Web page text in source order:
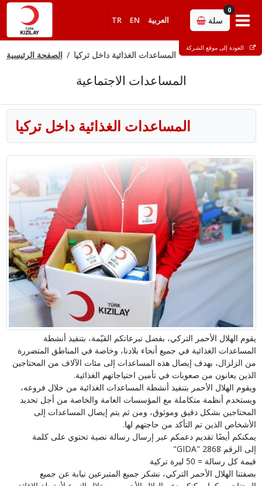
TR EN العربية سلة
0
الصفحة الرئيسية المساعدات الغذائية داخل تركيا
المساعدات الاجتماعية
المساعدات الغذائية داخل تركيا
يقوم الهلال الأحمر التركي، بفضل تبرعاتكم القيّمة، بتنفيذ أنشطة
المساعدات الغذائية في جميع أنحاء بلادنا، وخاصة في المناطق المتضررة
من الزلزال، بهدف إيصال هذه المساعدات إلى مئات الآلاف من المحتاجين
الذين يعانون من صعوبات في تأمين احتياجاتهم الغذائية.
ويقوم الهلال الأحمر بتنفيذ أنشطة المساعدات الغذائية من خلال فروعه،
ويستخدم أنظمة متكاملة مع المؤسسات العامة والخاصة من أجل تحديد
المحتاجين بشكل دقيق وموثوق، ومن ثم يتم إيصال المساعدات إلى
الأشخاص الذين تم التأكد من حاجتهم لها.
يمكنكم أيضًا تقديم دعمكم عبر إرسال رسالة نصية تحتوي على كلمة
"GIDA"
إلى الرقم 2868
قيمة كل رسالة = 50 ليرة تركية
بصفتنا الهلال الأحمر التركي، نشكر جميع المتبرعين نيابة عن جميع